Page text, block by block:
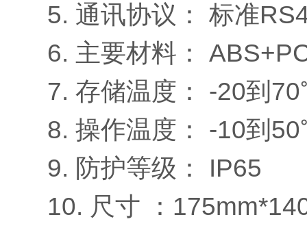
5. 通讯协议： 标准
6. 主要材料：
7. 存储温度： -20到
8. 操作温度： -10到
9. 防护等级： IP65
10. 尺寸 ：